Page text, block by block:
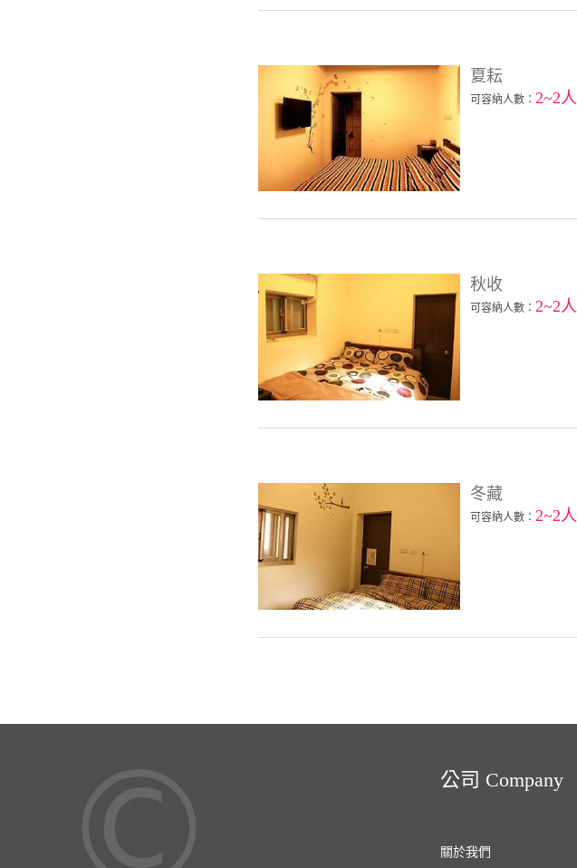
夏耘
可容納人數： 2~2人
秋收
可容納人數： 2~2人
冬藏
可容納人數： 2~2人
公司 Company
關於我們